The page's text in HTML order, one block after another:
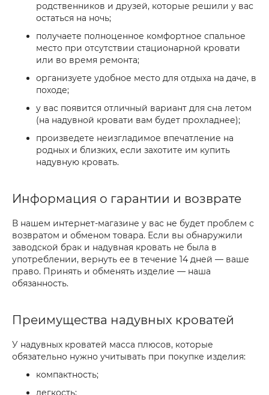
родственников и друзей, которые решили у вас
остаться на ночь;
получаете полноценное комфортное спальное
место при отсутствии стационарной кровати
или во время ремонта;
организуете удобное место для отдыха на даче, в
походе;
у вас появится отличный вариант для сна летом
(на надувной кровати вам будет прохладнее);
произведете неизгладимое впечатление на
родных и близких, если захотите им купить
надувную кровать.
Информация о гарантии и возврате
В нашем интернет-магазине у вас не будет проблем с
возвратом и обменом товара. Если вы обнаружили
заводской брак и надувная кровать не была в
употреблении, вернуть ее в течение 14 дней — ваше
право. Принять и обменять изделие — наша
обязанность.
Преимущества надувных кроватей
У надувных кроватей масса плюсов, которые
обязательно нужно учитывать при покупке изделия:
компактность;
легкость;